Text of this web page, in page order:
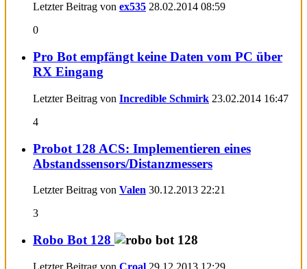
Letzter Beitrag von ex535 28.02.2014 08:59
0
Pro Bot empfängt keine Daten vom PC über
RX Eingang
Letzter Beitrag von Incredible Schmirk 23.02.2014 16:47
4
Probot 128 ACS: Implementieren eines
Abstandssensors/Distanzmessers
Letzter Beitrag von Valen 30.12.2013 22:21
3
Robo Bot 128
Letzter Beitrag von Croal 29.12.2013 12:29